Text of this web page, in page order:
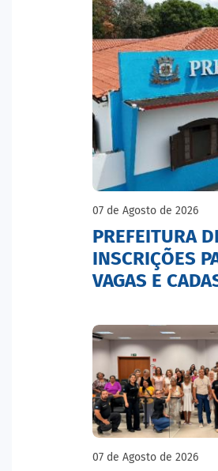
07 de Agosto de 2026
PREFEITURA
INSCRIÇÕES
VAGAS E
07 de Agosto de 2026